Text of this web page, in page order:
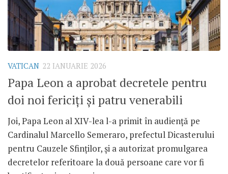
VATICAN 22 IANUARIE 2026
Papa Leon a aprobat decretele pentru
doi noi fericiți și patru venerabili
Joi, Papa Leon al XIV-lea l-a primit în audiență pe
Cardinalul Marcello Semeraro, prefectul Dicasterului
pentru Cauzele Sfinților, și a autorizat promulgarea
decretelor referitoare la două persoane care vor fi